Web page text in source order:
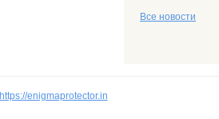
Все новости
https://enigmaprotector.in